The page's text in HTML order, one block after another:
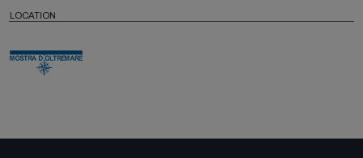
LOCATION